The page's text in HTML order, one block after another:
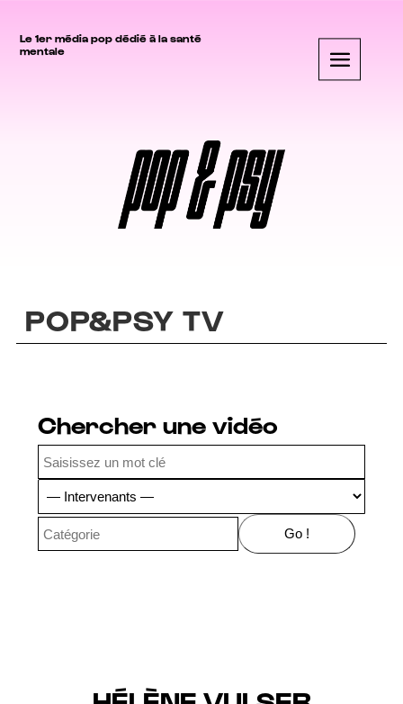
Le 1er média pop dédié à la santé
mentale
POP&PSY TV
Chercher une vidéo